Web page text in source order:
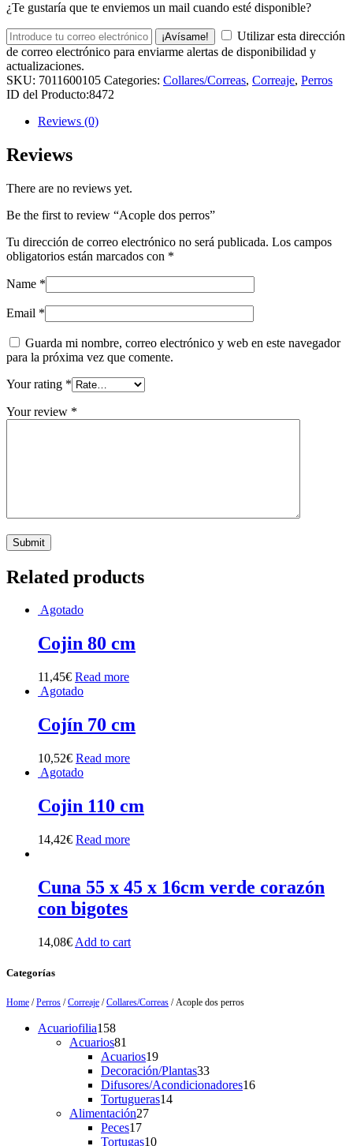
¿Te gustaría que te enviemos un mail cuando esté disponible?
¡Avísame!
Utilizar esta dirección
de correo electrónico para enviarme alertas de disponibilidad y
actualizaciones.
SKU: 7011600105 Categories: Collares/Correas, Correaje, Perros
ID del Producto:8472
Reviews (0)
Reviews
There are no reviews yet.
Be the first to review “Acople dos perros”
Tu dirección de correo electrónico no será publicada. Los campos
obligatorios están marcados con *
Name *
Email *
Guarda mi nombre, correo electrónico y web en este navegador
para la próxima vez que comente.
Your rating *
Your review *
Related products
Agotado
Cojin 80 cm
11,45€ Read more
Agotado
Cojín 70 cm
10,52€ Read more
Agotado
Cojin 110 cm
14,42€ Read more
Cuna 55 x 45 x 16cm verde corazón
con bigotes
14,08€ Add to cart
Categorías
Home /Perros /Correaje /Collares/Correas / Acople dos perros
Acuariofilia158158
products
Acuarios81
products
Acuarios1919
products
Decoración/Plantas3333
products
Difusores/Acondicionadores1616
Tortugueras1414
Alimentación2727
Peces1717
products
Tortugas1010